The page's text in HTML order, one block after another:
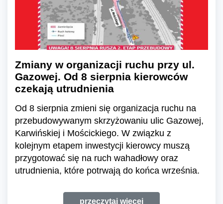
Zmiany w organizacji ruchu przy ul.
Gazowej. Od 8 sierpnia kierowców
czekają utrudnienia
Od 8 sierpnia zmieni się organizacja ruchu na
przebudowywanym skrzyżowaniu ulic Gazowej,
Karwińskiej i Mościckiego. W związku z
kolejnym etapem inwestycji kierowcy muszą
przygotować się na ruch wahadłowy oraz
utrudnienia, które potrwają do końca września.
przeczytaj więcej